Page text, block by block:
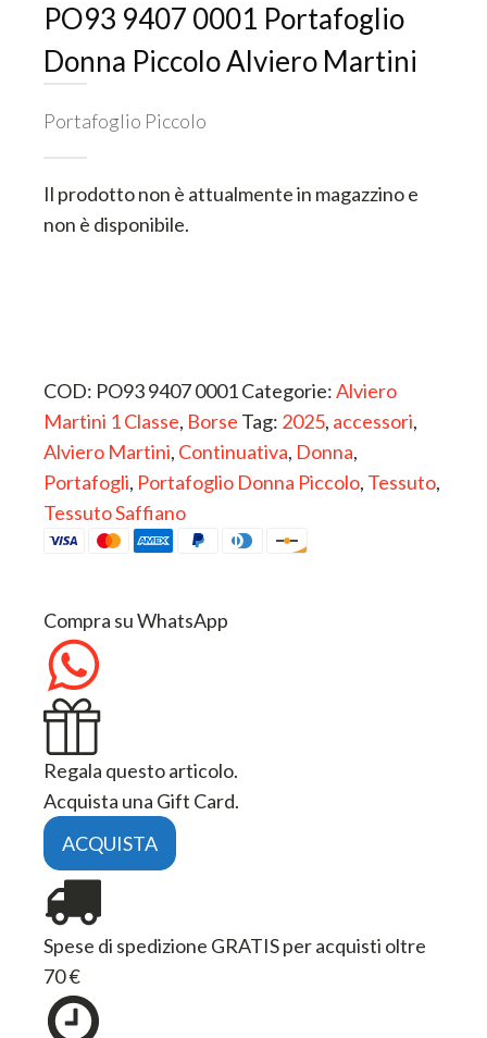
PO93 9407 0001 Portafoglio
Donna Piccolo Alviero Martini
Portafoglio Piccolo
ESTERNO
Il prodotto non è attualmente in magazzino e
non è disponibile.
Alviero Martini,Continuativa,Donna,
Portafogli,Portafoglio Donna Piccolo,Tessuto
Tessuto Saffiano
Regala questo articolo.
Acquista una Gift Card.
ACQUISTA
Spese di spedizione GRATIS per acquisti oltre
70 €
Tempi di consegna: Standard 4/6 Giorni